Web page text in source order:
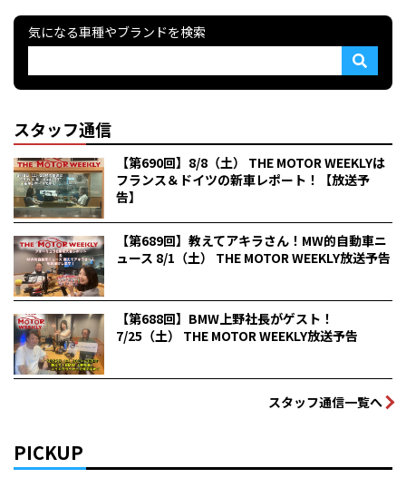
気になる車種やブランドを検索
スタッフ通信
【第690回】8/8（土） THE MOTOR WEEKLYは
フランス＆ドイツの新車レポート！【放送予
告】
【第689回】教えてアキラさん！MW的自動車ニ
ュース 8/1（土） THE MOTOR WEEKLY放送予告
【第688回】BMW上野社長がゲスト！
7/25（土） THE MOTOR WEEKLY放送予告
スタッフ通信一覧へ
PICKUP